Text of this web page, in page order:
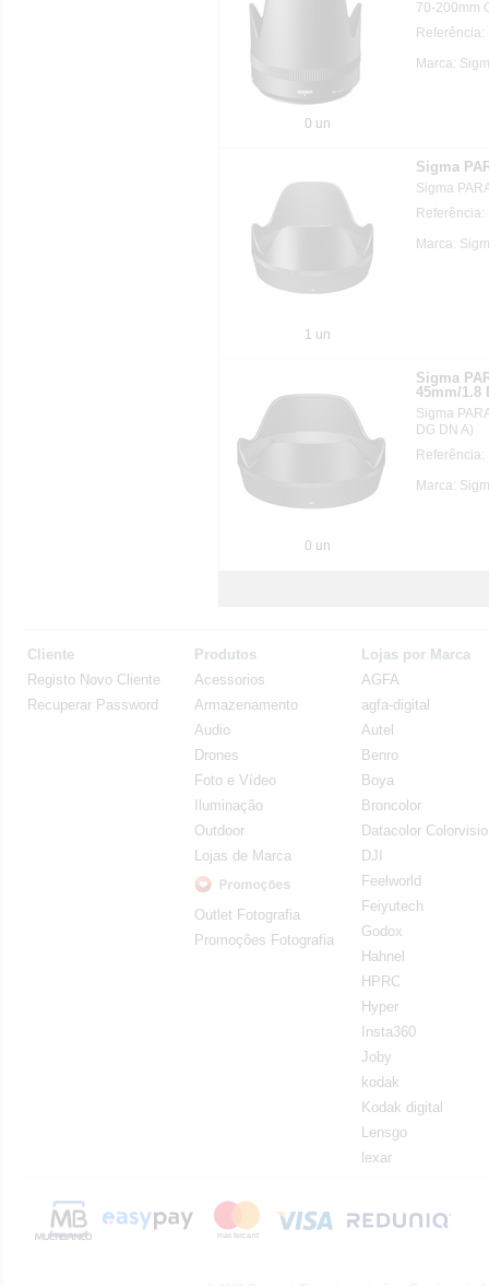
0 un
70-200mm
Referência:
Marca:
1 un
Sigma
Sigma
Marca:
0 un
Sigma
45mm/1.8
Sigma
DG DN A)
Marca:
Cliente
Registo Novo Cliente
Recuperar Password
Produtos
Acessorios
Armazenamento
Audio
Drones
Foto e Vídeo
Iluminação
Outdoor
Lojas de Marca
Outlet Fotografia
Promoções Fotografia
Lojas por Marca
AGFA
agfa-digital
Autel
Benro
Boya
Broncolor
Datacolor
DJI
Feelworld
Feiyutech
Godox
Hahnel
HPRC
Hyper
Insta360
Joby
kodak
Kodak digital
Lensgo
lexar